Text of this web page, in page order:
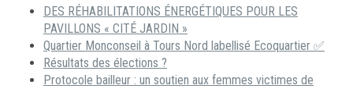
DES RÉHABILITATIONS ÉNERGÉTIQUES POUR LES
PAVILLONS « CITÉ JARDIN »
Quartier Monconseil à Tours Nord labellisé Ecoquartier ✅
Résultats des élections ?
Protocole bailleur : un soutien aux femmes victimes de